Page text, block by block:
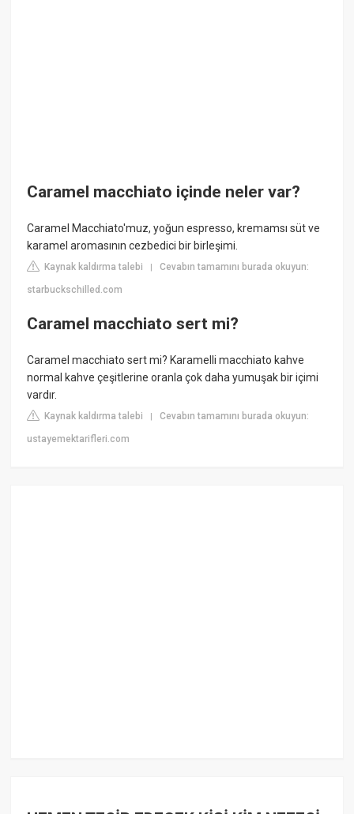
Caramel macchiato içinde neler var?
Caramel Macchiato'muz, yoğun espresso, kremamsı süt ve
karamel aromasının cezbedici bir birleşimi.
Kaynak kaldırma talebi |Cevabın tamamını burada okuyun:
starbuckschilled.com
Caramel macchiato sert mi?
Caramel macchiato sert mi? Karamelli macchiato kahve
normal kahve çeşitlerine oranla çok daha yumuşak bir içimi
vardır.
Kaynak kaldırma talebi |Cevabın tamamını burada okuyun:
ustayemektarifleri.com